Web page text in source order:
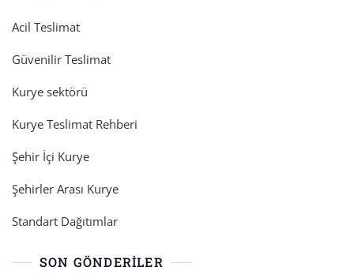
Acil Teslimat
Güvenilir Teslimat
Kurye sektörü
Kurye Teslimat Rehberi
Şehir İçi Kurye
Şehirler Arası Kurye
Standart Dağıtımlar
SON GÖNDERILER